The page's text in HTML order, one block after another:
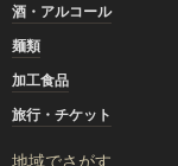
酒・アルコール
麺類
加工食品
旅行・チケット
地域でさがす